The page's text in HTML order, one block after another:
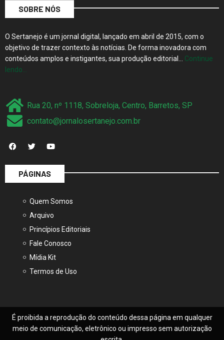
SOBRE NÓS
O Sertanejo é um jornal digital, lançado em abril de 2015, com o
objetivo de trazer contexto às notícias. De forma inovadora com
conteúdos amplos e instigantes, sua produção editorial… Continue
lendo…
Rua 20, nº 1118, Sobreloja, Centro, Barretos, SP
contato@jornalosertanejo.com.br
PÁGINAS
Quem Somos
Arquivo
Princípios Editoriais
Fale Conosco
Mídia Kit
Termos de Uso
É proibida a reprodução do conteúdo dessa página em qualquer
meio de comunicação, eletrônico ou impresso sem autorização